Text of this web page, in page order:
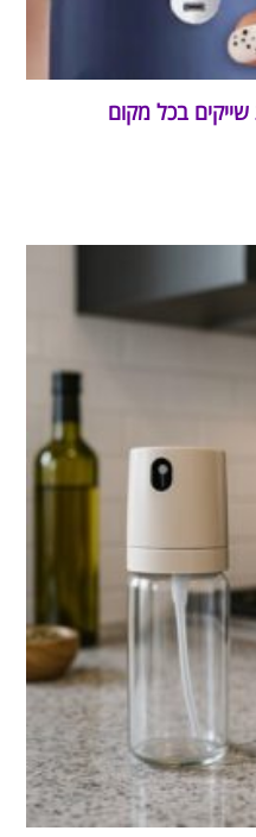
בכל מקום